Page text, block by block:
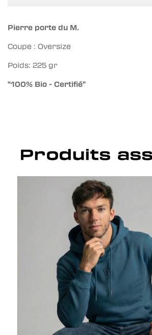
Pierre porte du M.
Coupe : Oversize
Poids: 225 gr
"100% Bio - Certifié"
Produits